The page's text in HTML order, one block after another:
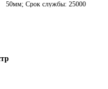
50мм; Срок службы: 25000